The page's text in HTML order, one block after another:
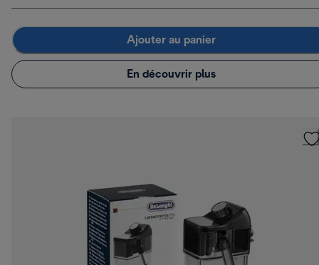
Ajouter au panier
En découvrir plus